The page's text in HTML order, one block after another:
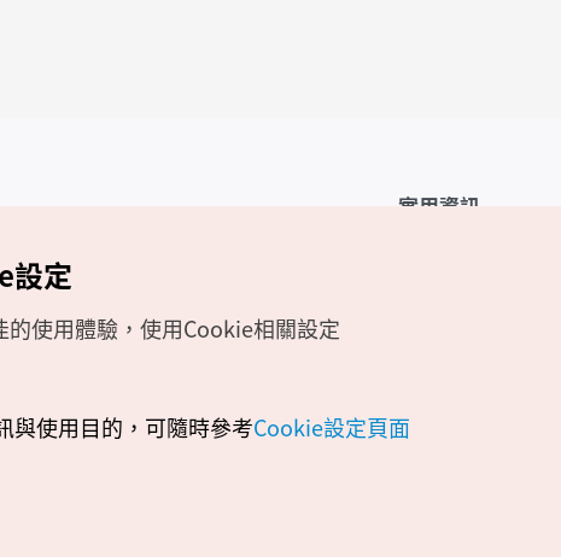
實用資訊
所有
至官方信箱
設定
使用體驗，使用Cookie相關設定
與使用目的，可隨時參考Cookie設定頁面